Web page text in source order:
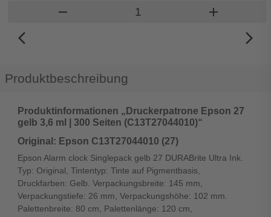
remove Produkt Warenkorb Menge
add
arrow_back_ios_new
arrow_forward_ios
Produktbeschreibung
Produktinformationen „Druckerpatrone Epson 27
gelb 3,6 ml | 300 Seiten (C13T27044010)“
Original: Epson C13T27044010 (27)
Epson Alarm clock Singlepack gelb 27 DURABrite Ultra Ink.
Typ: Original, Tintentyp: Tinte auf Pigmentbasis,
Druckfarben: Gelb. Verpackungsbreite: 145 mm,
Verpackungstiefe: 26 mm, Verpackungshöhe: 102 mm.
Palettenbreite: 80 cm, Palettenlänge: 120 cm,